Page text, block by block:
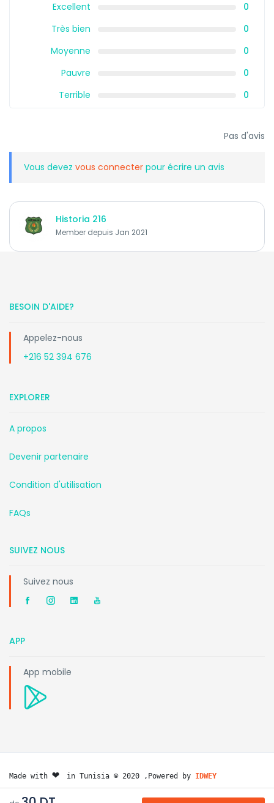
Excellent
0
Très bien
0
Moyenne
0
Pauvre
0
Terrible
0
Pas d'avis
Vous devez vous connecter pour écrire un avis
Historia 216
Member depuis Jan 2021
BESOIN D'AIDE?
Appelez-nous
+216 52 394 676
EXPLORER
A propos
Devenir partenaire
Condition d'utilisation
FAQs
SUIVEZ NOUS
Suivez nous
APP
App mobile
Made with ❤️ in Tunisia © 2020 ,Powered by IDWEY